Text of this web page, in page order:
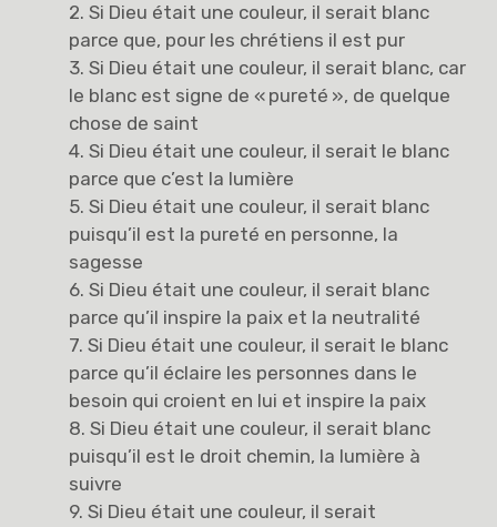
2. Si Dieu était une couleur, il serait blanc
parce que, pour les chrétiens il est pur
3. Si Dieu était une couleur, il serait blanc, car
le blanc est signe de « pureté », de quelque
chose de saint
4. Si Dieu était une couleur, il serait le blanc
parce que c’est la lumière
5. Si Dieu était une couleur, il serait blanc
puisqu’il est la pureté en personne, la
sagesse
6. Si Dieu était une couleur, il serait blanc
parce qu’il inspire la paix et la neutralité
7. Si Dieu était une couleur, il serait le blanc
parce qu’il éclaire les personnes dans le
besoin qui croient en lui et inspire la paix
8. Si Dieu était une couleur, il serait blanc
puisqu’il est le droit chemin, la lumière à
suivre
9. Si Dieu était une couleur, il serait